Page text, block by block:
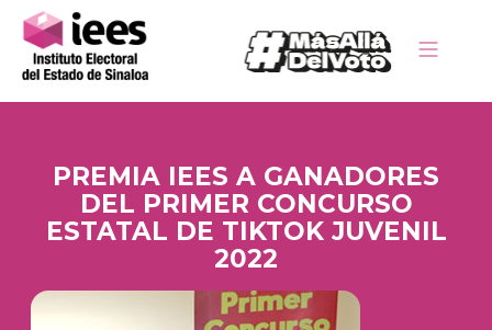
PREMIA IEES A GANADORES
DEL PRIMER CONCURSO
ESTATAL DE TIKTOK JUVENIL
2022